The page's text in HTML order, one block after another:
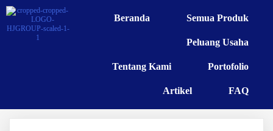
Beranda Semua Produk
Peluang Usaha
Tentang Kami Portofolio
Artikel FAQ